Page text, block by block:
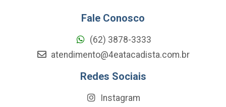
Fale Conosco
(62) 3878-3333
atendimento@4eatacadista.com.br
Redes Sociais
Instagram